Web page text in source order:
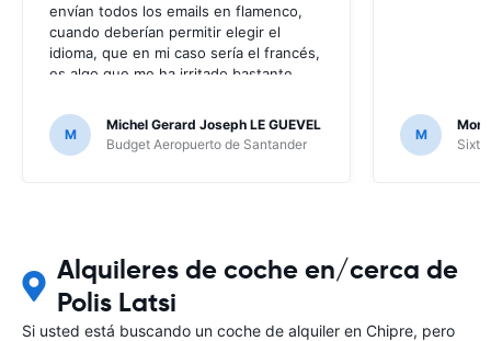
envían todos los emails en flamenco,
cuando deberían permitir elegir el
idioma, que en mi caso sería el francés,
es algo que me ha irritado bastante
mensajes que me enviaban; por suerte
no ha hecho falta, al no haber ningún
problema, pero en caso contrario...
M
Michel Gerard Joseph LE GUEVEL
Budget Aeropuerto de Santander
M
Sixt
Alquileres de coche en/cerca de
Polis Latsi
Si usted está buscando un coche de alquiler en Chipre, pero